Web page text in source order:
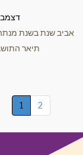
דצמבר 25, 2014
שנת בשנת מנתה
תיאר התושבים